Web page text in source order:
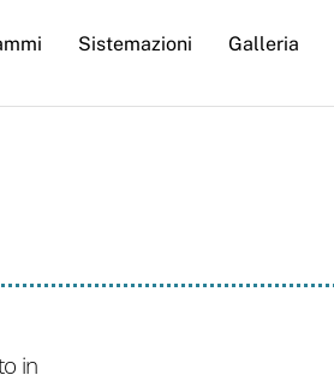
Sistemazioni Galleria
in